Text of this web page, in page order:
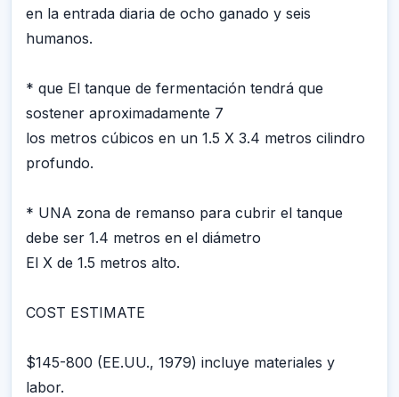
en la entrada diaria de ocho ganado y seis
humanos.
* que El tanque de fermentación tendrá que
sostener aproximadamente 7
los metros cúbicos en un 1.5 X 3.4 metros cilindro
profundo.
* UNA zona de remanso para cubrir el tanque
debe ser 1.4 metros en el diámetro
El X de 1.5 metros alto.
COST ESTIMATE
$145-800 (EE.UU., 1979) incluye materiales y
labor.